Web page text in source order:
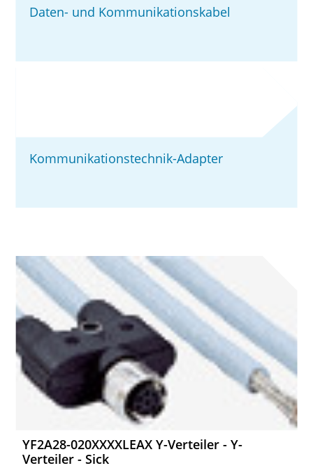
Daten- und Kommunikationskabel
Kommunikationstechnik-Adapter
YF2A28-020XXXXLEAX Y-Verteiler - Y-
Verteiler - Sick